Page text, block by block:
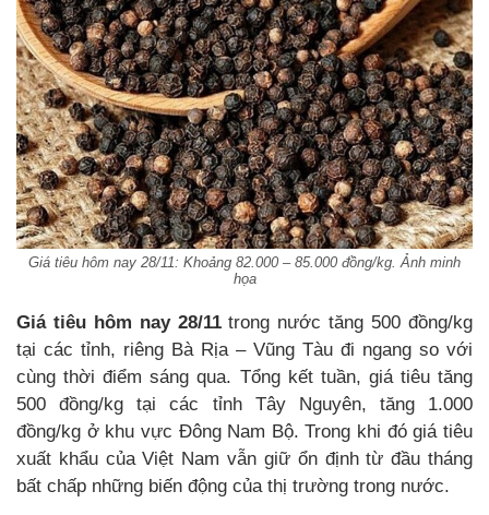
Giá tiêu hôm nay 28/11: Khoảng 82.000 – 85.000 đồng/kg. Ảnh minh
họa
Giá tiêu hôm nay 28/11trong nước tăng 500 đồng/kg
tại các tỉnh, riêng Bà Rịa – Vũng Tàu đi ngang so với
cùng thời điểm sáng qua. Tổng kết tuần, giá tiêu tăng
500 đồng/kg tại các tỉnh Tây Nguyên, tăng 1.000
đồng/kg ở khu vực Đông Nam Bộ. Trong khi đó giá tiêu
xuất khẩu của Việt Nam vẫn giữ ổn định từ đầu tháng
bất chấp những biến động của thị trường trong nước.